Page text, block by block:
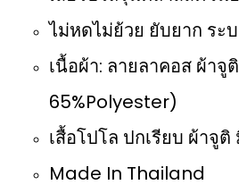
ไม่หดไม่ย้วย ยับยาก ระ
เนื้อผ้า: ลายลาคอส ผ้า
65%Polyester)
เสื้อโปโล ปกเรียบ ผ้าจู
Made In Thailand